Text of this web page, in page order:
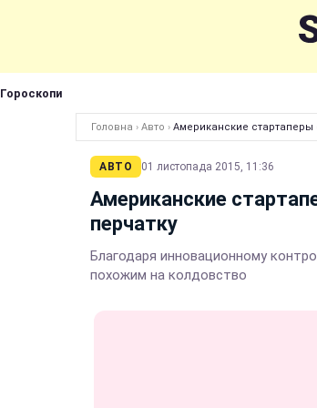
Гороскопи
Головна › Авто › Американские
АВТО 01 листопада 2015, 11:36
Американские
перчатку
Благодаря инновационному
похожим на колдовство